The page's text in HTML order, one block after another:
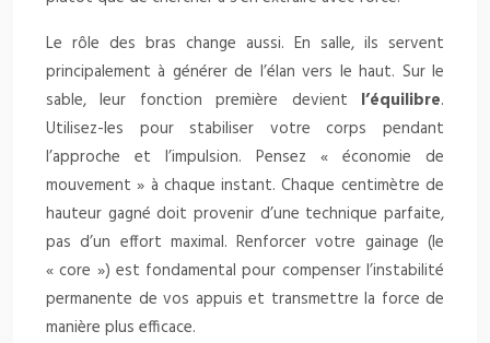
Le rôle des bras change aussi. En salle, ils servent
principalement à générer de l’élan vers le haut. Sur le
sable, leur fonction première devient l’équilibre.
Utilisez-les pour stabiliser votre corps pendant
l’approche et l’impulsion. Pensez « économie de
mouvement » à chaque instant. Chaque centimètre de
hauteur gagné doit provenir d’une technique parfaite,
pas d’un effort maximal. Renforcer votre gainage (le
« core ») est fondamental pour compenser l’instabilité
permanente de vos appuis et transmettre la force de
manière plus efficace.